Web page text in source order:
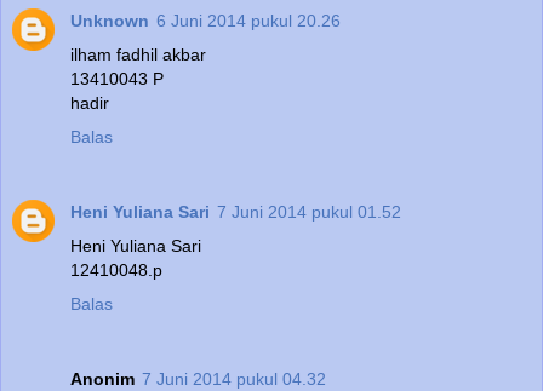
Unknown 6 Juni 2014 pukul 20.26
ilham fadhil akbar
13410043 P
hadir
Balas
Heni Yuliana Sari 7 Juni 2014 pukul 01.52
Heni Yuliana Sari
12410048.p
Balas
Anonim 7 Juni 2014 pukul 04.32